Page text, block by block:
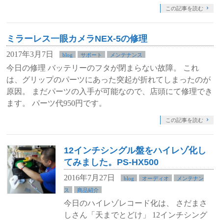
この記事を読む
ミラーレス一眼カメラNEX-5の修理
2017年3月7日 blog サポート メンテナンス
今日の修理 バッテリーのフタが閉まらない故障。 これ
は、グリップのパーツにあった突起が折れてしまったのが
原因。 まだパーツの入手が可能なので、店頭にて修理でき
ます。 パーツ代950円です。
この記事を読む
12インチシングル盤をハイレゾ化し
てみました。PS-HX500
2016年7月27日 blog オーディオ
メンテナン
ス
商品紹介
今日のハイレゾレコード化は、 さだまさ
しさん「天までとどけ」 12インチシング